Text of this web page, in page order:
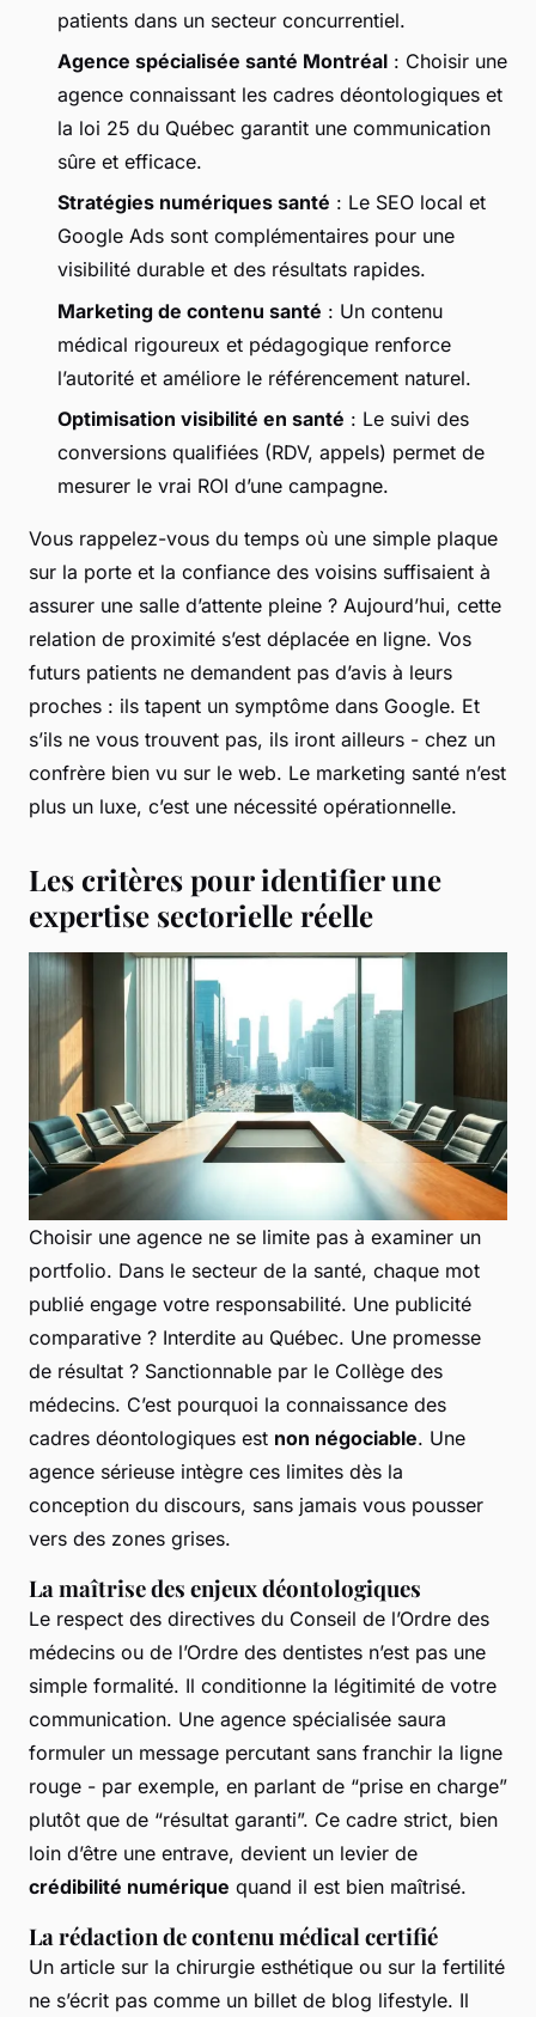
patients dans un secteur concurrentiel.
Agence spécialisée santé Montréal : Choisir une
agence connaissant les cadres déontologiques et
la loi 25 du Québec garantit une communication
sûre et efficace.
Stratégies numériques santé : Le SEO local et
Google Ads sont complémentaires pour une
visibilité durable et des résultats rapides.
Marketing de contenu santé : Un contenu
médical rigoureux et pédagogique renforce
l’autorité et améliore le référencement naturel.
Optimisation visibilité en santé : Le suivi des
conversions qualifiées (RDV, appels) permet de
mesurer le vrai ROI d’une campagne.
Vous rappelez-vous du temps où une simple plaque
sur la porte et la confiance des voisins suffisaient à
assurer une salle d’attente pleine ? Aujourd’hui, cette
relation de proximité s’est déplacée en ligne. Vos
futurs patients ne demandent pas d’avis à leurs
proches : ils tapent un symptôme dans Google. Et
s’ils ne vous trouvent pas, ils iront ailleurs - chez un
confrère bien vu sur le web. Le marketing santé n’est
plus un luxe, c’est une nécessité opérationnelle.
Les critères pour identifier une
expertise sectorielle réelle
Choisir une agence ne se limite pas à examiner un
portfolio. Dans le secteur de la santé, chaque mot
publié engage votre responsabilité. Une publicité
comparative ? Interdite au Québec. Une promesse
de résultat ? Sanctionnable par le Collège des
médecins. C’est pourquoi la connaissance des
cadres déontologiques est non négociable. Une
agence sérieuse intègre ces limites dès la
conception du discours, sans jamais vous pousser
vers des zones grises.
La maîtrise des enjeux déontologiques
Le respect des directives du Conseil de l’Ordre des
médecins ou de l’Ordre des dentistes n’est pas une
simple formalité. Il conditionne la légitimité de votre
communication. Une agence spécialisée saura
formuler un message percutant sans franchir la ligne
rouge - par exemple, en parlant de “prise en charge”
plutôt que de “résultat garanti”. Ce cadre strict, bien
loin d’être une entrave, devient un levier de
crédibilité numérique quand il est bien maîtrisé.
La rédaction de contenu médical certifié
Un article sur la chirurgie esthétique ou sur la fertilité
ne s’écrit pas comme un billet de blog lifestyle. Il